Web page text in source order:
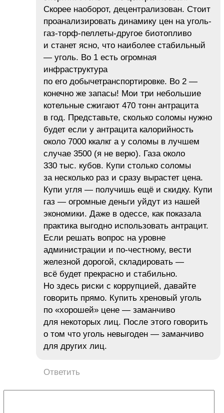
Скорее наоборот, децентрализован. Стоит
проанализировать динамику цен на уголь-
газ-торф-пеллеты-другое биотопливо
и станет ясно, что наиболее стабильный
— уголь. Во 1 есть огромная
инфраструктура
по его добычетранспортировке. Во 2 —
конечно же запасы! Мои три небольшие
котельные сжигают 470 тонн антрацита
в год. Представьте, сколько соломы нужно
будет если у антрацита калорийность
около 7000 ккалкг а у соломы в лучшем
случае 3500 (я не верю). Газа около
330 тыс. кубов. Купи столько соломы
за несколько раз и сразу вырастет цена.
Купи угля — получишь ещё и скидку. Купи
газ — огромные деньги уйдут из нашей
экономики. Даже в одессе, как показала
практика выгодно использовать антрацит.
Если решать вопрос на уровне
администрации и по-честному, вести
железной дорогой, складировать —
всё будет прекрасно и стабильно.
Но здесь риски с коррупцией, давайте
говорить прямо. Купить хреновый уголь
по «хорошей» цене — заманчиво
для некоторых лиц. После этого говорить
о том что уголь невыгоден — заманчиво
для других лиц.
Ответить